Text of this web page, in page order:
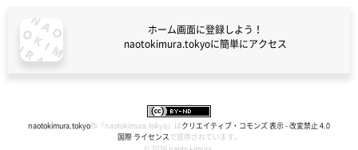
ホーム画面に登録しよう！
naotokimura.tokyoに簡単にアクセス
naotokimura.tokyo作『 naotokimura.tokyo 』は クリエイティブ・コモンズ 表示 - 改変禁止 4.0
国際 ライセンス で提供されています。